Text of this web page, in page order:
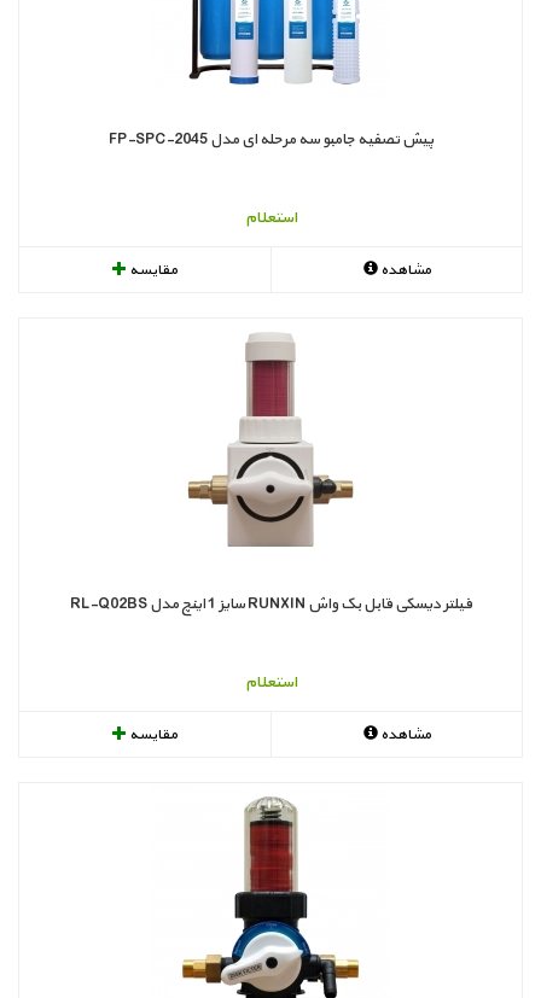
پیش تصفیه جامبو سه مرحله ای مدل FP-SPC-2045
استعلام
مقایسه مشاهده
فیلتر دیسکی قابل بک واش RUNXIN سایز 1 اینچ مدل RL-Q02BS
استعلام
مقایسه مشاهده